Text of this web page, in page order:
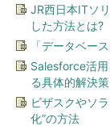
JR西日本ITソ
した方法とは?
「データベー
Salesforce活用
る具体的解決策
ビザスクやソ
化”の方法